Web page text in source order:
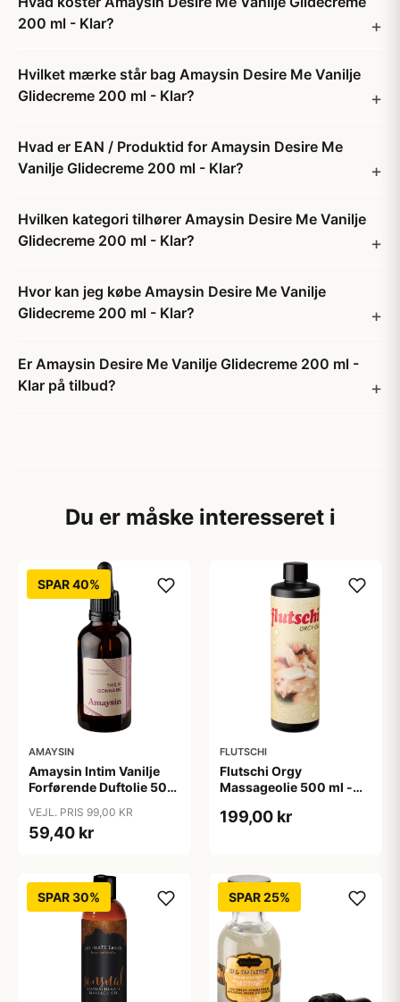
200 ml - Klar?
Hvilket mærke står bag Amaysin Desire Me Vanilje
Glidecreme 200 ml - Klar?
Hvad er EAN / Produktid for Amaysin Desire Me
Vanilje Glidecreme 200 ml - Klar?
Hvilken kategori tilhører Amaysin Desire Me Vanilje
Glidecreme 200 ml - Klar?
Hvor kan jeg købe Amaysin Desire Me Vanilje
Glidecreme 200 ml - Klar?
Er Amaysin Desire Me Vanilje Glidecreme 200 ml -
Klar på tilbud?
Du er måske interesseret i
SPAR 40%
AMAYSIN
Amaysin Intim Vanilje
Forførende Duftolie 50
VEJL. PRIS 99,00 KR
59,40 kr
FLUTSCHI
Flutschi Orgy
Massageolie 500 ml -
199,00 kr
SPAR 30% SPAR 25%